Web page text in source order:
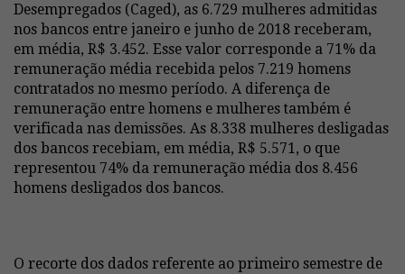
Desempregados (Caged), as 6.729 mulheres admitidas
nos bancos entre janeiro e junho de 2018 receberam,
em média, R$ 3.452. Esse valor corresponde a 71% da
remuneração média recebida pelos 7.219 homens
contratados no mesmo período. A diferença de
remuneração entre homens e mulheres também é
verificada nas demissões. As 8.338 mulheres desligadas
dos bancos recebiam, em média, R$ 5.571, o que
representou 74% da remuneração média dos 8.456
homens desligados dos bancos.
O recorte dos dados referente ao primeiro semestre de